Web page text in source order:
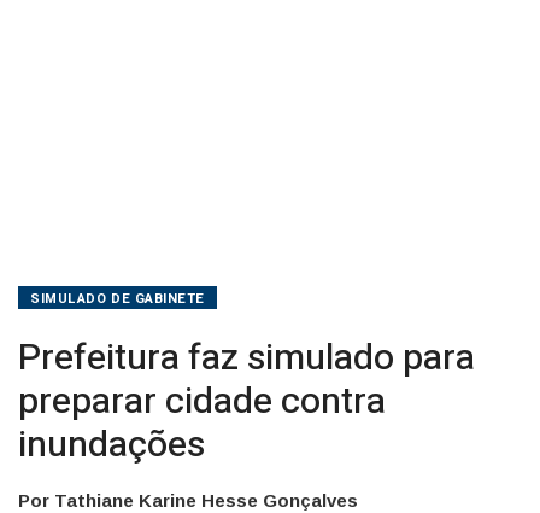
SIMULADO DE GABINETE
Prefeitura faz simulado para
preparar cidade contra
inundações
Por Tathiane Karine Hesse Gonçalves